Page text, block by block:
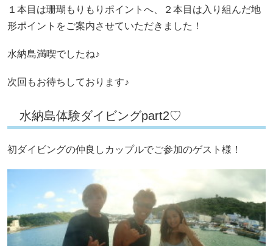
１本目は珊瑚もりもりポイントへ、２本目は入り組んだ地
形ポイントをご案内させていただきました！
水納島満喫でしたね♪
次回もお待ちしております♪
水納島体験ダイビングpart2♡
初ダイビングの仲良しカップルでご参加のゲスト様！